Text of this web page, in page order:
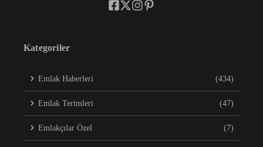
Kategoriler
Emlak Haberleri (434)
Emlak Terimleri (47)
Emlakçılar Özel (7)